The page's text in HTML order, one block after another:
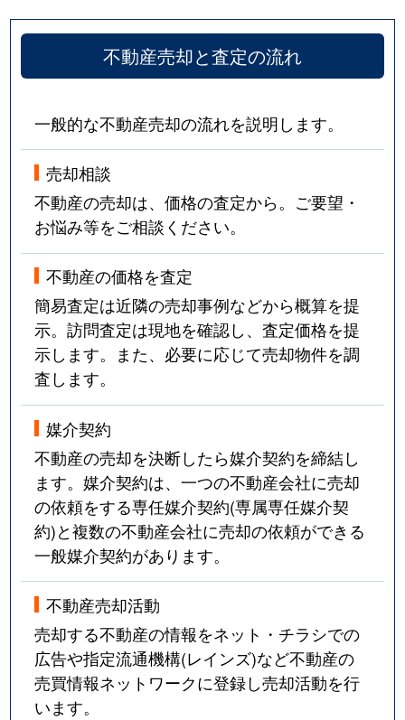
不動産売却と査定の流れ
一般的な不動産売却の流れを説明します。
売却相談
不動産の売却は、価格の査定から。ご要望・
お悩み等をご相談ください。
不動産の価格を査定
簡易査定は近隣の売却事例などから概算を提
示。訪問査定は現地を確認し、査定価格を提
示します。また、必要に応じて売却物件を調
査します。
媒介契約
不動産の売却を決断したら媒介契約を締結し
ます。媒介契約は、一つの不動産会社に売却
の依頼をする専任媒介契約(専属専任媒介契
約)と複数の不動産会社に売却の依頼ができる
一般媒介契約があります。
不動産売却活動
売却する不動産の情報をネット・チラシでの
広告や指定流通機構(レインズ)など不動産の
売買情報ネットワークに登録し売却活動を行
います。